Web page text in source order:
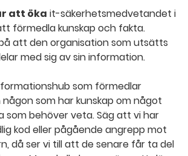
att öka it-säkerhetsmedvetandet i
förmedla kunskap och fakta.
att den organisation som utsätts
med sig av sin information.
som förmedlar
som har kunskap om något
som behöver veta. Säg att vi har
kod eller pågående angrepp mot
då ser vi till att de senare får ta del